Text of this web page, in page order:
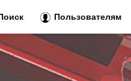
Пользователям